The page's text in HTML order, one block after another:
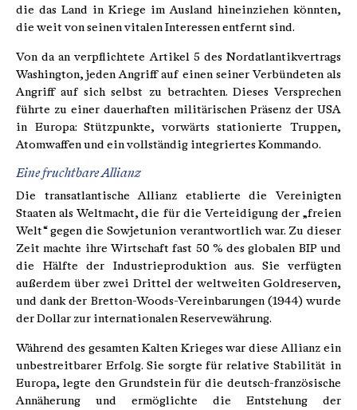
die das Land in Kriege im Ausland hineinziehen könnten,
die weit von seinen vitalen Interessen entfernt sind.
Von da an verpflichtete Artikel 5 des Nordatlantikvertrags
Washington, jeden Angriff auf einen seiner Verbündeten als
Angriff auf sich selbst zu betrachten. Dieses Versprechen
führte zu einer dauerhaften militärischen Präsenz der USA
in Europa: Stützpunkte, vorwärts stationierte Truppen,
Atomwaffen und ein vollständig integriertes Kommando.
Eine fruchtbare Allianz
Die transatlantische Allianz etablierte die Vereinigten
Staaten als Weltmacht, die für die Verteidigung der „freien
Welt“ gegen die Sowjetunion verantwortlich war. Zu dieser
Zeit machte ihre Wirtschaft fast 50 % des globalen BIP und
die Hälfte der Industrieproduktion aus. Sie verfügten
außerdem über zwei Drittel der weltweiten Goldreserven,
und dank der Bretton-Woods-Vereinbarungen (1944) wurde
der Dollar zur internationalen Reservewährung.
Während des gesamten Kalten Krieges war diese Allianz ein
unbestreitbarer Erfolg. Sie sorgte für relative Stabilität in
Europa, legte den Grundstein für die deutsch-französische
Annäherung und ermöglichte die Entstehung der